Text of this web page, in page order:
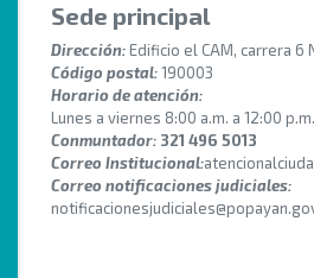
Sede principal
Dirección: Edificio el CAM, carrera 6
Código postal:190003
Horario de atención:
Lunes a viernes 8:00 a.m. a 12:00
Conmuntador: 321 496 5013
Correo Institucional:
Correo notificaciones judiciales: